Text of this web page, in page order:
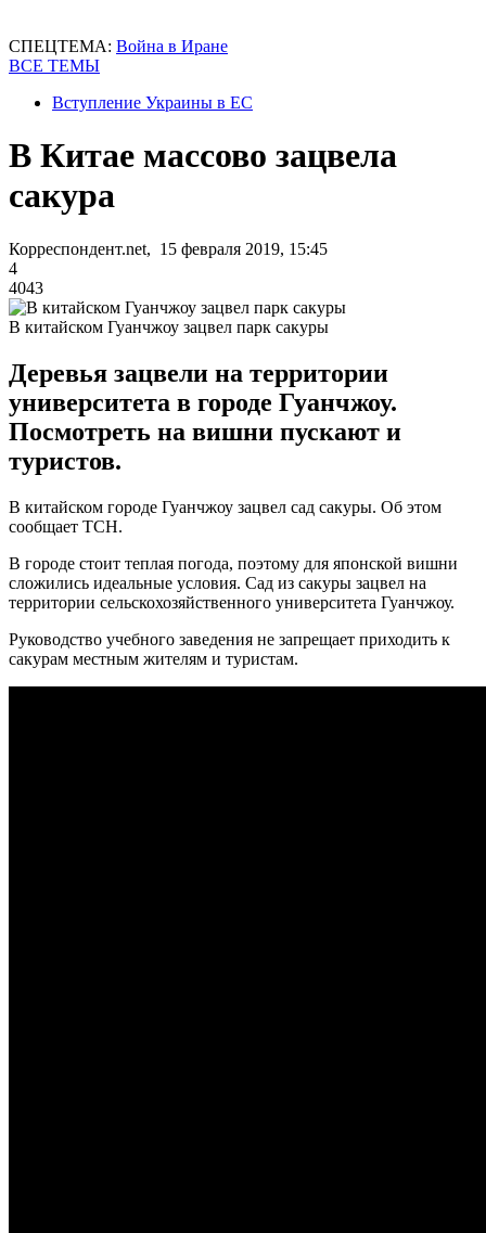
СПЕЦТЕМА: Война в Иране
ВСЕ ТЕМЫ
Вступление Украины в ЕС
В Китае массово зацвела
сакура
Корреспондент.net, 15 февраля 2019, 15:45
4
4043
В китайском Гуанчжоу зацвел парк сакуры
Деревья зацвели на территории
университета в городе Гуанчжоу.
Посмотреть на вишни пускают и
туристов.
В китайском городе Гуанчжоу зацвел сад сакуры. Об этом
сообщает ТСН.
В городе стоит теплая погода, поэтому для японской вишни
сложились идеальные условия. Сад из сакуры зацвел на
территории сельскохозяйственного университета Гуанчжоу.
Руководство учебного заведения не запрещает приходить к
сакурам местным жителям и туристам.